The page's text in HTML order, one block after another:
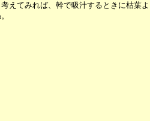
えてみれば、幹で吸汁するときに枯葉